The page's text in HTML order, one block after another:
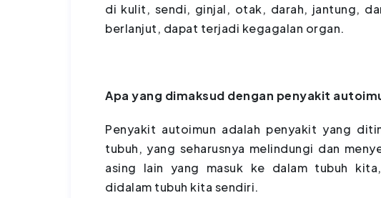
di kulit, sendi, ginjal, otak, darah, jantung,
berlanjut, dapat terjadi kegagalan organ.
Apa yang dimaksud dengan penyakit
Penyakit autoimun adalah penyakit yang
tubuh, yang seharusnya melindungi dan
asing lain yang masuk ke dalam tubuh
didalam tubuh kita sendiri.